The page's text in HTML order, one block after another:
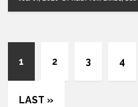
1 2 3 4
LAST »